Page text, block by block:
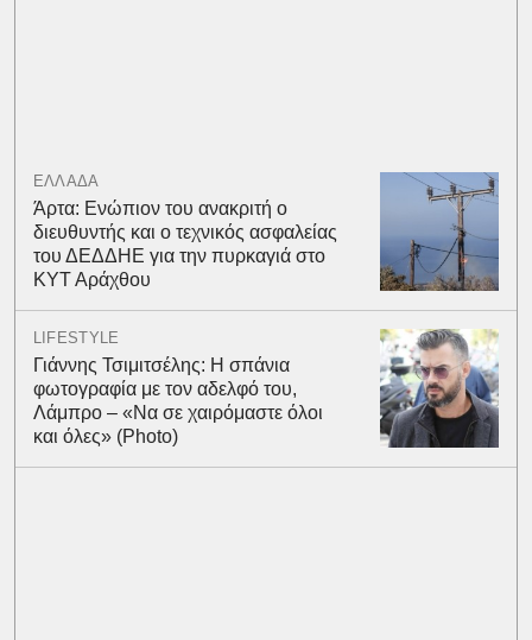
ΕΛΛΑΔΑ
Άρτα: Ενώπιον του ανακριτή ο
διευθυντής και ο τεχνικός ασφαλείας
του ΔΕΔΔΗΕ για την πυρκαγιά στο
ΚΥΤ Αράχθου
LIFESTYLE
Γιάννης Τσιμιτσέλης: Η σπάνια
φωτογραφία με τον αδελφό του,
Λάμπρο – «Να σε χαιρόμαστε όλοι
και όλες» (Photo)